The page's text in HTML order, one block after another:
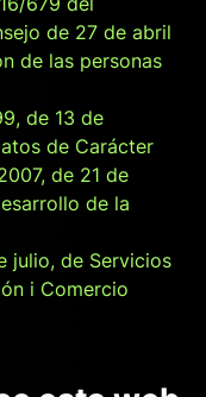
de 27 de abril
de las personas
de 13 de
de Carácter
de 21 de
de la
julio, de Servicios
i Comercio